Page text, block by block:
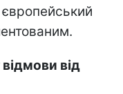
від